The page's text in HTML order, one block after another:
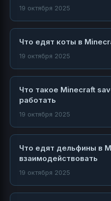
19 октября 2025
Что едят коты в
19 октября 2025
Что такое Minecraft
работать
19 октября 2025
Что едят дельфины в
взаимодействовать
19 октября 2025